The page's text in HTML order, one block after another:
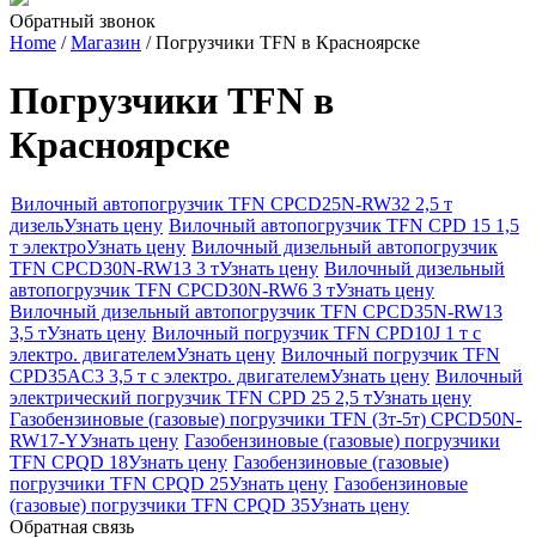
Обратный звонок
Home /Магазин / Погрузчики TFN в Красноярске
Погрузчики TFN в
Красноярске
Вилочный автопогрузчик TFN CPCD25N-RW32 2,5 т
дизельУзнать цену Вилочный автопогрузчик TFN CPD 15 1,5
т электроУзнать цену Вилочный дизельный автопогрузчик
TFN CPCD30N-RW13 3 тУзнать цену Вилочный дизельный
автопогрузчик TFN CPCD30N-RW6 3 тУзнать цену
Вилочный дизельный автопогрузчик TFN CPCD35N-RW13
3,5 тУзнать цену Вилочный погрузчик TFN CPD10J 1 т с
электро. двигателемУзнать цену Вилочный погрузчик TFN
CPD35AC3 3,5 т с электро. двигателемУзнать цену Вилочный
электрический погрузчик TFN CPD 25 2,5 тУзнать цену
Газобензиновые (газовые) погрузчики TFN (3т-5т) CPCD50N-
RW17-YУзнать цену Газобензиновые (газовые) погрузчики
TFN CPQD 18Узнать цену Газобензиновые (газовые)
погрузчики TFN CPQD 25Узнать цену Газобензиновые
(газовые) погрузчики TFN CPQD 35Узнать цену
Обратная связь